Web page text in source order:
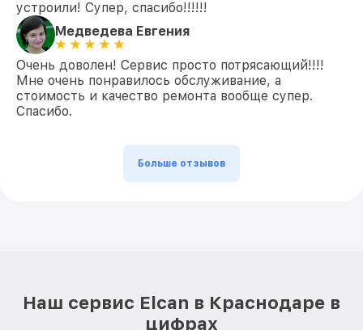
устроили! Супер, спасибо!!!!!!
Медведева Евгения
Очень доволен! Сервис просто потрясающий!!!!
Мне очень понравилось обслуживание, а
стоимость и качество ремонта вообще супер.
Спасибо.
Больше отзывов
Наш сервис Elcan в Краснодаре в
цифрах